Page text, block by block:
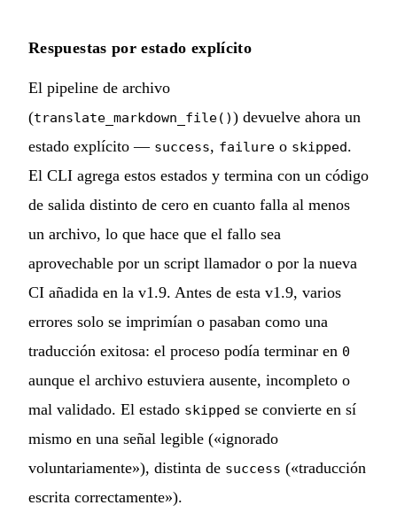
Respuestas por estado explícito
El pipeline de archivo
(translate_markdown_file()) devuelve ahora un
estado explícito — success, failure o skipped.
El CLI agrega estos estados y termina con un código
de salida distinto de cero en cuanto falla al menos
un archivo, lo que hace que el fallo sea
aprovechable por un script llamador o por la nueva
CI añadida en la v1.9. Antes de esta v1.9, varios
errores solo se imprimían o pasaban como una
traducción exitosa: el proceso podía terminar en 0
aunque el archivo estuviera ausente, incompleto o
mal validado. El estado skipped se convierte en sí
mismo en una señal legible («ignorado
voluntariamente»), distinta de success («traducción
escrita correctamente»).